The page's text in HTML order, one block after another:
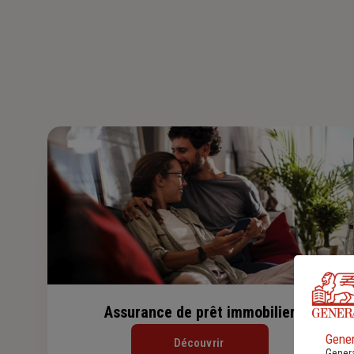
Assurance de prêt immobilier
Découvrir